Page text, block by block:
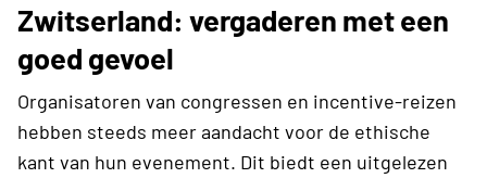
Zwitserland: vergaderen met een
goed gevoel
Organisatoren van congressen en incentive-reizen
hebben steeds meer aandacht voor de ethische
kant van hun evenement. Dit biedt een uitgelezen